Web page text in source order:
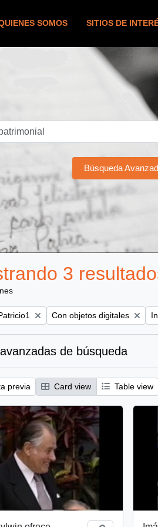
SOMOS SITIOS DE
Búsqueda
3
Remove filter:
Con objetos digitales
de búsqueda
previa Card view Table view